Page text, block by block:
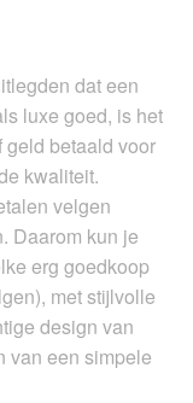
dat een
luxe goed, is het
geld betaald voor
kwaliteit.
velgen
Daarom kun je
erg goedkoop
met stijlvolle
design van
van een simpele